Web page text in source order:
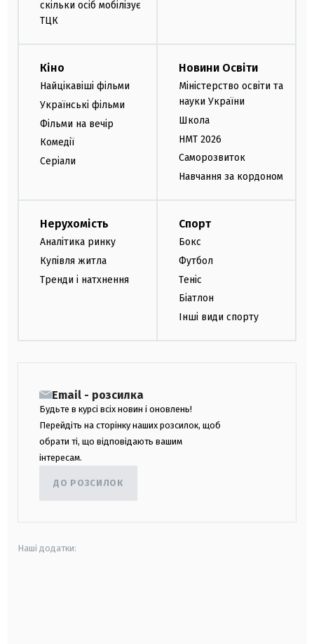
скільки осіб мобілізує
ТЦК
Кіно
Найцікавіші фільми
Українські фільми
Фільми на вечір
Комедії
Серіали
Новини Освіти
Міністерство освіти та
науки України
Школа
НМТ 2026
Саморозвиток
Навчання за кордоном
Нерухомість
Аналітика ринку
Купівля житла
Тренди і натхнення
Спорт
Бокс
Футбол
Теніс
Біатлон
Інші види спорту
Email - розсилка
Будьте в курсі всіх новин і оновлень!
Перейдіть на сторінку наших розсилок, щоб
обрати ті, що відповідають вашим
інтересам.
ДО РОЗСИЛОК
Наші додатки: